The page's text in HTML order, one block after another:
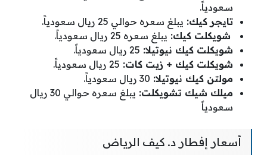
سعودياً.
تايجر كيك: يبلغ سعره حوالي 25 ريال سعودياً.
شويكلت كيك: يبلغ سعره 25 ريال سعودياً.
شويكلت كيك نيوتيلا: 25 ريال سعودياً.
شويكلت كيك + زيت كات: 25 ريال سعودياً.
مولتن كيك نيوتيلا: 30 ريال سعودياً.
ميلك شيك تشويكلت:
يبلغ سعره حوالي 30 ريال
سعودياً
أسعار إفطار د. كيف الرياض